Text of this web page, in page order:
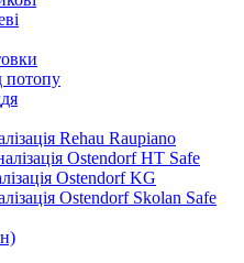
потопу
Rehau Raupiano
Ostendorf HT Safe
Ostendorf KG
Ostendorf Skolan Safe